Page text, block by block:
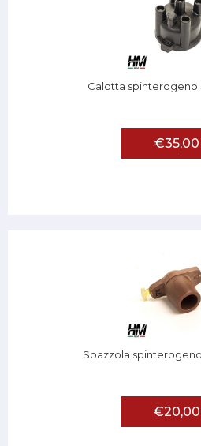
Calotta spinterogeno
€35,00
Spazzola
€20,00